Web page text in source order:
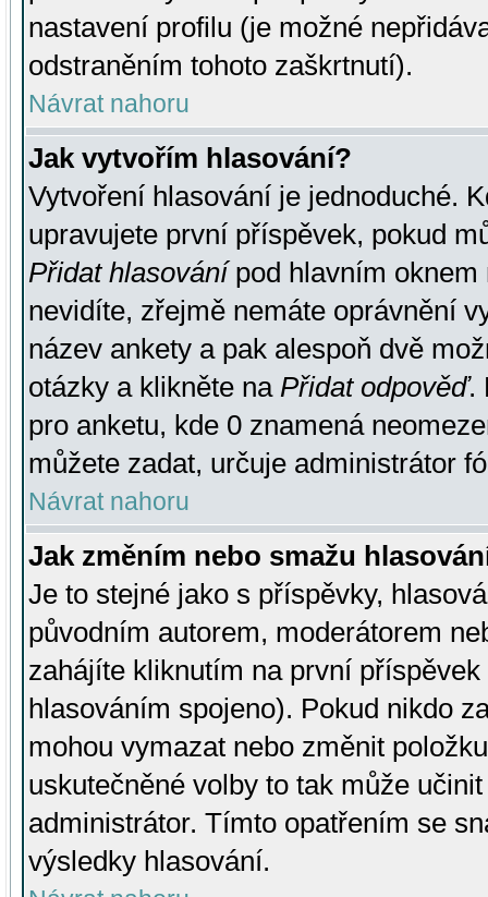
nastavení profilu (je možné
odstraněním tohoto zaškrtnutí).
Návrat nahoru
Jak vytvořím hlasování?
Vytvoření hlasování je jednoduché.
upravujete první příspěvek, pokud
Přidat hlasovánípod hlavním oknem
nevidíte, zřejmě nemáte oprávnění
název ankety a pak alespoň dvě
otázky a klikněte na Přidat odpověď.
pro anketu, kde 0 znamená
můžete zadat, určuje administrátor
Návrat nahoru
Jak změním nebo smažu
Je to stejné jako s příspěvky,
původním autorem, moderátorem
zahájíte kliknutím na první
hlasováním spojeno). Pokud nikdo
mohou vymazat nebo změnit
uskutečněné volby to tak může
administrátor. Tímto opatřením se
výsledky hlasování.